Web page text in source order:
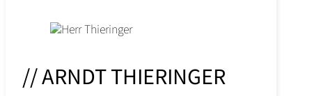
// ARNDT THIERINGER